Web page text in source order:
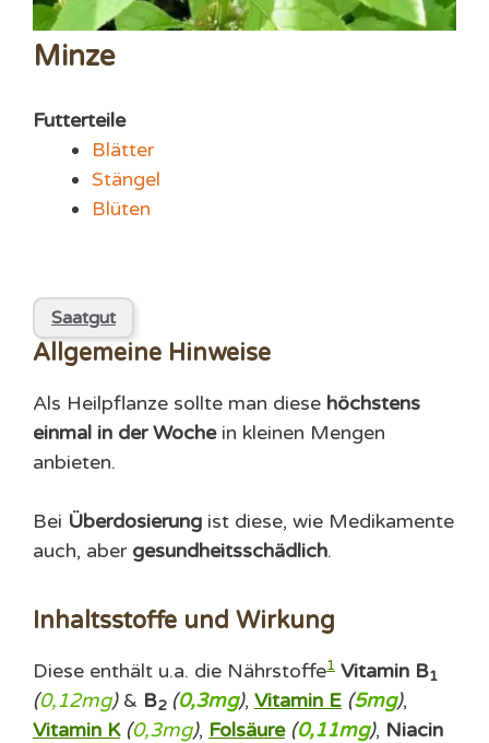
Minze
Futterteile
Blätter
Stängel
Blüten
Saatgut
Allgemeine Hinweise
Als Heilpflanze sollte man diese höchstens
einmal in der Wochein kleinen Mengen
anbieten.
Bei Überdosierung ist diese, wie Medikamente
auch, aber gesundheitsschädlich.
Inhaltsstoffe und Wirkung
Diese enthält u.a. die Nährstoffe1 Vitamin B1
(0,12mg)& B2 (0,3mg), Vitamin E (5mg),
Vitamin K (0,3mg), Folsäure (0,11mg), Niacin